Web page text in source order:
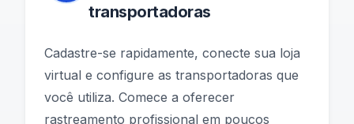
transportadoras
Cadastre-se rapidamente, conecte sua loja
virtual e configure as transportadoras que
você utiliza. Comece a oferecer
rastreamento profissional em poucos